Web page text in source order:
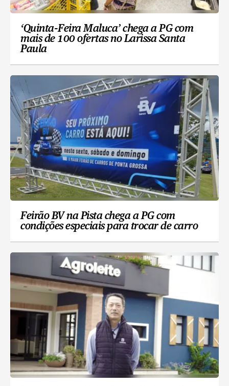
‘Quinta-Feira Maluca’ chega a PG com
mais de 100 ofertas no Larissa Santa
Paula
Feirão BV na Pista chega a PG com
condições especiais para trocar de carro